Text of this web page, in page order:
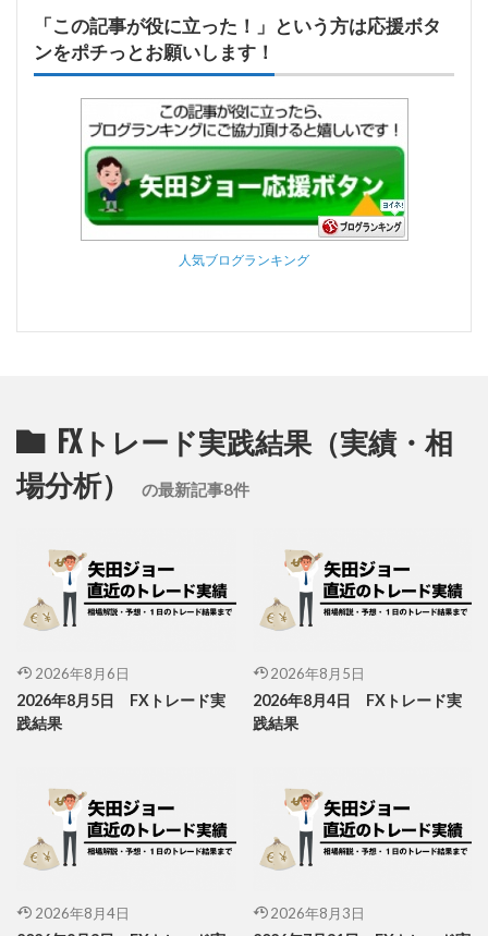
「この記事が役に立った！」という方は応援ボタ
ンをポチっとお願いします！
人気ブログランキング
FXトレード実践結果（実績・相
場分析）
の最新記事8件
2026年8月6日
2026年8月5日 FXトレード実
践結果
2026年8月5日
2026年8月4日 FXトレード実
践結果
2026年8月4日 2026年8月3日